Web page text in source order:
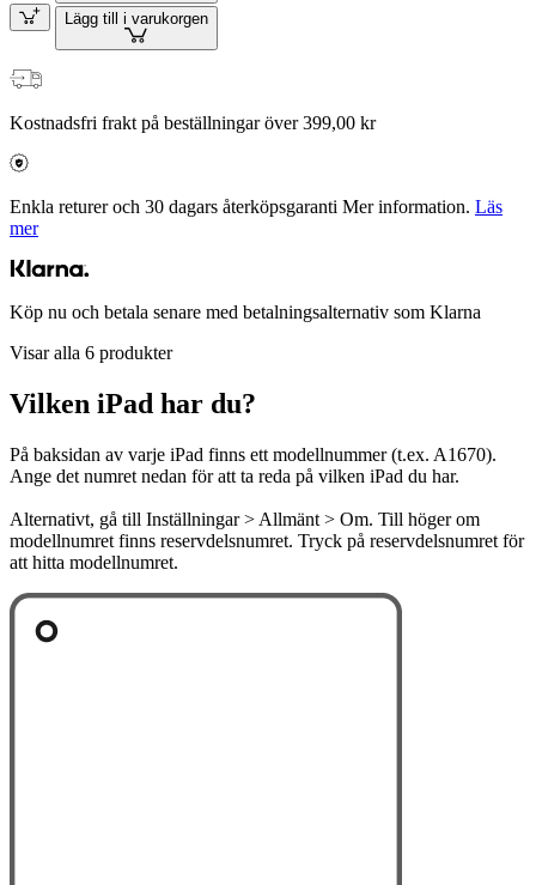
Lägg till i varukorgen
Kostnadsfri frakt på beställningar över 399,00 kr
Enkla returer och 30 dagars återköpsgaranti Mer information. Läs
mer
Köp nu och betala senare med betalningsalternativ som Klarna
Visar alla 6 produkter
Vilken iPad har du?
På baksidan av varje iPad finns ett modellnummer (t.ex. A1670).
Ange det numret nedan för att ta reda på vilken iPad du har.
Alternativt, gå till Inställningar > Allmänt > Om. Till höger om
modellnumret finns reservdelsnumret. Tryck på reservdelsnumret för
att hitta modellnumret.